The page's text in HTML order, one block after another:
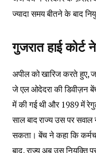
ज्यादा समय बीतने के बाद
गुजरात हाई कोर्ट
अपील को खारिज करते हुए,
जे एल ओदेदरा की डिवीज़न
में की गई थी और 1989 में
साल बाद राज्य उस पर
सकता। बेंच ने कहा कि
बाद, राज्य अब उस नियुक्ति